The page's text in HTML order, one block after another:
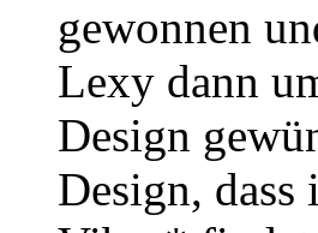
gewonnen
Lexy dann
Design
Design,